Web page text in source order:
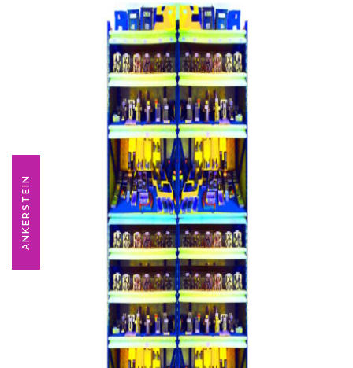
ANKERSTEIN